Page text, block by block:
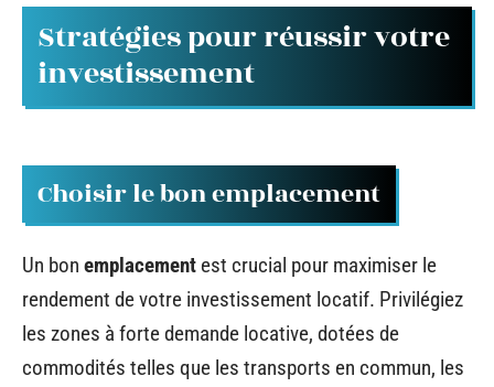
Stratégies pour réussir votre
investissement
Choisir le bon emplacement
Un bon emplacement est crucial pour maximiser le
rendement de votre investissement locatif. Privilégiez
les zones à forte demande locative, dotées de
commodités telles que les transports en commun, les